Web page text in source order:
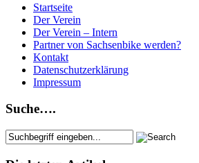
Startseite
Der Verein
Der Verein – Intern
Partner von Sachsenbike werden?
Kontakt
Datenschutzerklärung
Impressum
Suche….